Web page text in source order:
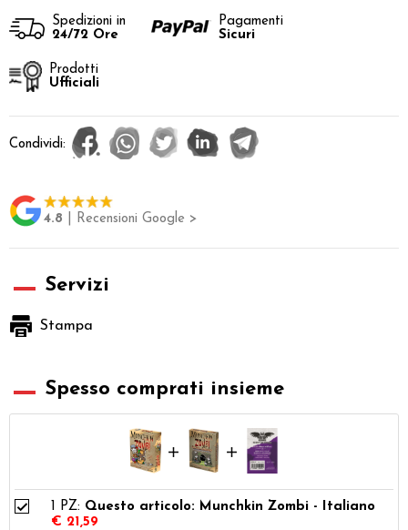
Spedizioni in
24/72 Ore
Pagamenti
Sicuri
Prodotti
Ufficiali
Condividi:
4.8 | Recensioni Google >
Servizi
Stampa
Spesso comprati insieme
1 PZ: Questo articolo: Munchkin Zombi - Italiano
€ 21,59